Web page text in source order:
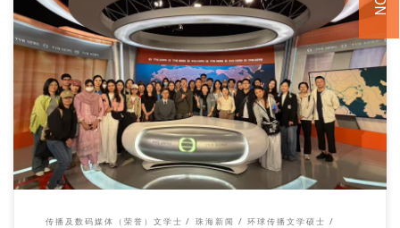
新闻及传播学系约 […]
传播及数码媒体（荣誉）文学士 珠海新闻
环球传播文学硕士